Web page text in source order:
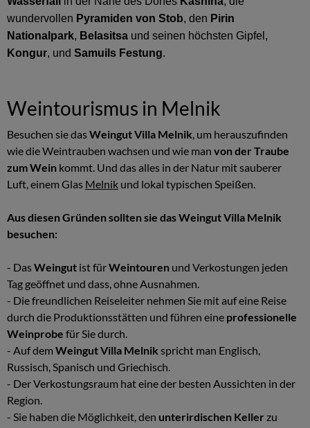
wundervollen Pyramiden von Stob, den Pirin
Nationalpark, Belasitsa und seinen höchsten Gipfel,
Kongur, und Samuils Festung.
Weintourismus in Melnik
Besuchen sie dasWeingut Villa Melnik, um herauszufinden
wie die Weintrauben wachsen und wie man von der Traube
zum Wein kommt. Und das alles in der Natur mit sauberer
Luft, einem Glas Melnik und lokal typischen Speißen.
Aus diesen Gründen sollten sie das Weingut Villa Melnik
besuchen:
- DasWeingut ist fürWeintouren und Verkostungen jeden
Tag geöffnet und dass, ohne Ausnahmen.
- Die freundlichen Reiseleiter nehmen Sie mit auf eine Reise
durch die Produktionsstätten und führen eine professionelle
Weinprobe für Sie durch.
- Auf dem Weingut Villa Melnik spricht man Englisch,
Russisch, Spanisch und Griechisch.
- Der Verkostungsraum hat eine der besten Aussichten in der
Region.
- Sie haben die Möglichkeit, den unterirdischen Keller zu